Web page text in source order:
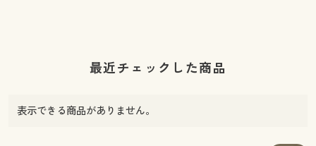
最近チェックした商品
表示できる商品がありません。